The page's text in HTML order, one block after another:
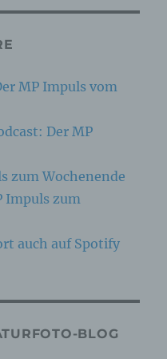
MP Impuls vom
Der MP
zum Wochenende
Impuls zum
auch auf Spotify
BLOG
Ausdruck der
kulturellen oder
identifizierte oder
Person, deren
von dem für die
verarbeitet
im